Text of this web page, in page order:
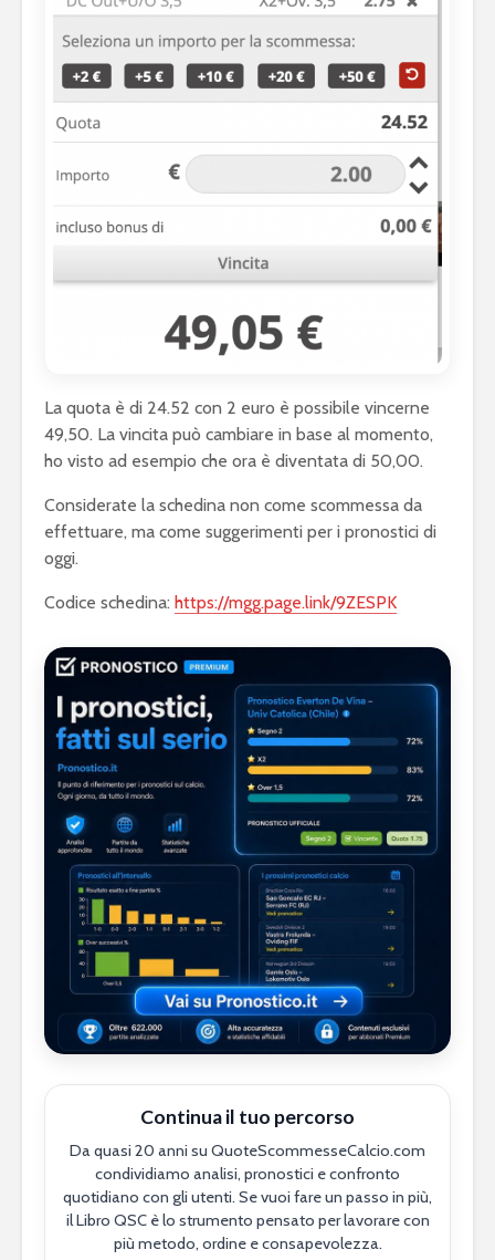
La quota è di 24.52 con 2 euro è possibile vincerne
49,50. La vincita può cambiare in base al momento,
ho visto ad esempio che ora è diventata di 50,00.
Considerate la schedina non come scommessa da
effettuare, ma come suggerimenti per i pronostici di
oggi.
Codice schedina: https://mgg.page.link/9ZESPK
Continua il tuo percorso
Da quasi 20 anni su QuoteScommesseCalcio.com
condividiamo analisi, pronostici e confronto
quotidiano con gli utenti. Se vuoi fare un passo in più,
il Libro QSC è lo strumento pensato per lavorare con
più metodo, ordine e consapevolezza.